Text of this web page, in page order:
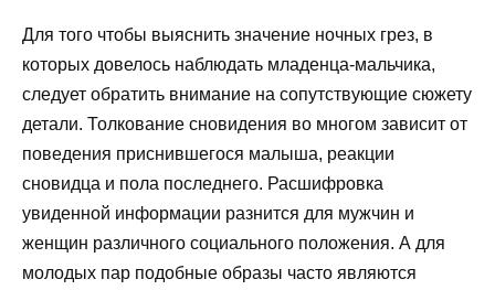
Для того чтобы выяснить значение ночных грез, в
которых довелось наблюдать младенца-мальчика,
следует обратить внимание на сопутствующие сюжету
детали. Толкование сновидения во многом зависит от
поведения приснившегося малыша, реакции
сновидца и пола последнего. Расшифровка
увиденной информации разнится для мужчин и
женщин различного социального положения. А для
молодых пар подобные образы часто являются